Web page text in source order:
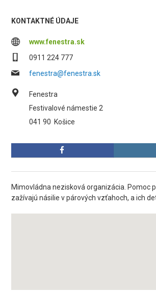
KONTAKTNÉ ÚDAJE
www.fenestra.sk
0911 224 777
fenestra@fenestra.sk
Fenestra
Festivalové námestie 2
041 90 Košice
Mimovládna nezisková organizácia. Pomoc
zažívajú násilie v párových vzťahoch, a ich